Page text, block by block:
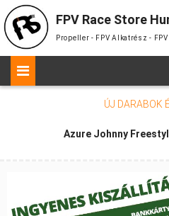
FPV Race Store
Propeller - FPV Alkatrész -
ÚJ DARABOK
Azure Johnny